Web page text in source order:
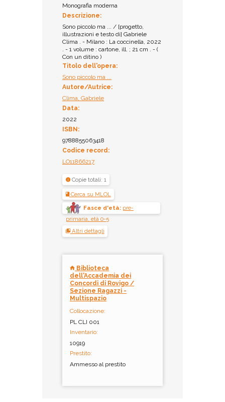
Monografia moderna
Descrizione:
Sono piccolo ma ... / [progetto,
illustrazioni e testo di] Gabriele
Clima . - Milano : La coccinella, 2022
. - 1 volume : cartone, ill. ; 21 cm . - (
Con un ditino )
Titolo dell'opera:
Sono piccolo ma ...
Autore/Autrice:
Clima, Gabriele
Data:
2022
ISBN:
9788855063418
Codice record:
LO11866217
Copie totali: 1
Cerca su MLOL
Fasce d'età: pre-
primaria, età 0-5
Altri dettagli
Biblioteca
dell'Accademia dei
Concordi di Rovigo /
Sezione Ragazzi -
Multispazio
Collocazione:
PL CLI 001
Inventario:
10919
Prestito:
Ammesso al prestito